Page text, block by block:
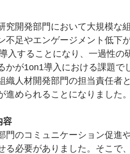
究開発部門において大規模な
不足やエンゲージメント低下
入することになり、一過性の
が1on1導入における課題で
織人材開発部門の担当責任者
められることになりました。
容
門のコミュニケーション促進
る必要がありました。そこで